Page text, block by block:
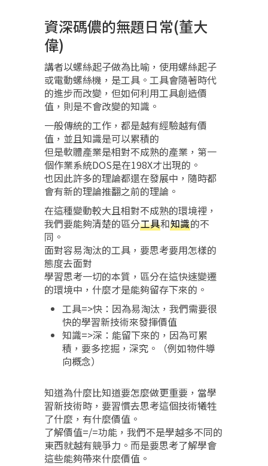
資深碼儂的無題日常(董大
偉)
講者以螺絲起子做為比喻，使用螺絲起子
或電動螺絲機，是工具。工具會隨著時代
的進步而改變，但如何利用工具創造價
值，則是不會改變的知識。
一般傳統的工作，都是越有經驗越有價
值，並且知識是可以累積的
但是軟體產業是相對不成熟的產業，第一
個作業系統DOS是在198X才出現的。
也因此許多的理論都還在發展中，隨時都
會有新的理論推翻之前的理論。
在這種變動較大且相對不成熟的環境裡，
我們要能夠清楚的區分工具和知識的不
同。
面對容易淘汰的工具，要思考要用怎樣的
態度去面對
學習思考一切的本質，區分在這快速變遷
的環境中，什麼才是能夠留存下來的。
工具=>快：因為易淘汰，我們需要很
快的學習新技術來發揮價值
知識=>深：能留下來的，因為可累
積，要多挖掘，深究。（例如物件導
向概念）
知道為什麼比知道要怎麼做更重要，當學
習新技術時，要習慣去思考這個技術犧牲
了什麼，有什麼價值。
了解價值=/=功能，我們不是學越多不同的
東西就越有競爭力。而是要思考了解學會
這些能夠帶來什麼價值。